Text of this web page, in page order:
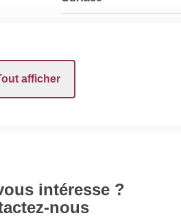
Chambres
Salle(s) de bains
afficher
intéresse ?
nous